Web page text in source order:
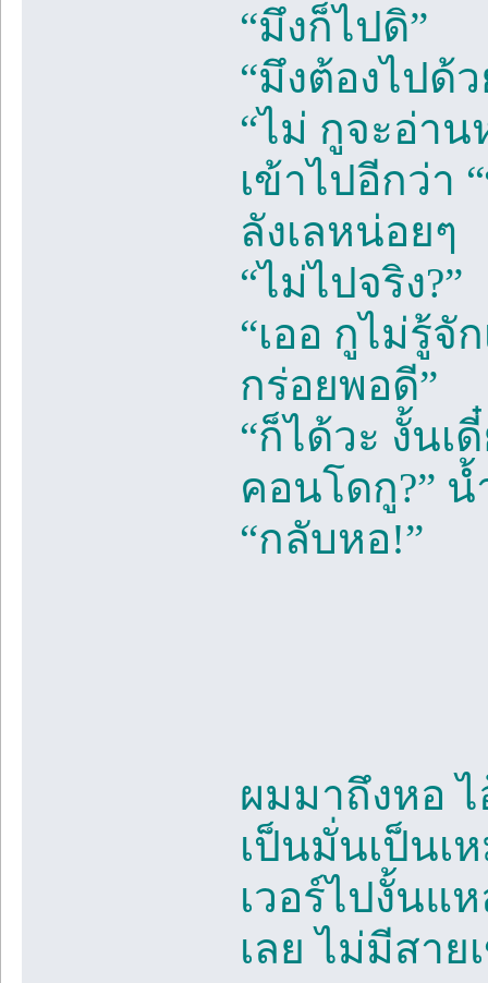
“มึงก็ไปดิ”
“มึงต้องไปด้
“ไม่ กูจะอ่า
เข้าไปอีกว่า
ลังเลหน่อยๆ
“ไม่ไปจริง?”
“เออ กูไม่รู้จั
กร่อยพอดี”
“ก็ได้วะ งั้น
คอนโดกู?”
“กลับหอ!”
ผมมาถึงหอ
เป็นมั่นเป็นเ
เวอร์ไปงั้นแ
เลย ไม่มีสาย